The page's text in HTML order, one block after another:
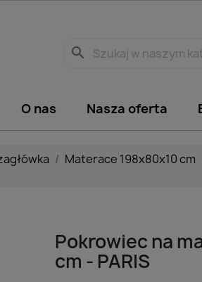
search
O nas Nasza oferta
Materace 198x80x10 cm
Pokrowiec na
cm - PARIS